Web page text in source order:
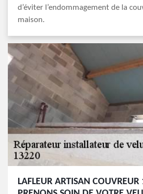
d’éviter l’endommagement de la
maison.
LAFLEUR ARTISAN